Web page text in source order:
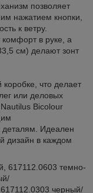
позволяет
нажатием кнопки,
к ветру.
комфорт в руке, а
см) делают зонт
коробке, что делает
или деловых
Bicolour
деталям. Идеален
дизайн в каждом
617112.0603 темно-
черный/